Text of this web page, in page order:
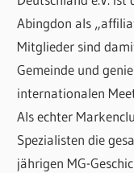
Abingdon als
Mitglieder sind
Gemeinde und
internationalen
Als echter
Spezialisten die
jährigen MG-